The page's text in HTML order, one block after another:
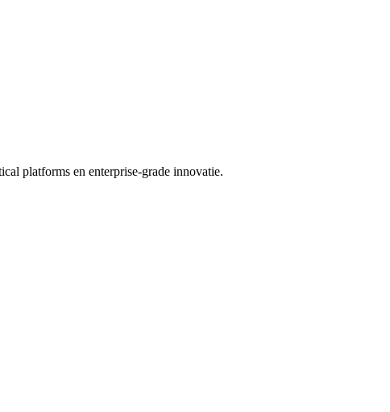
platforms en enterprise-grade innovatie.